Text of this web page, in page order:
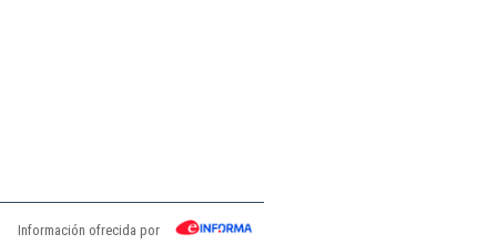
Información ofrecida por